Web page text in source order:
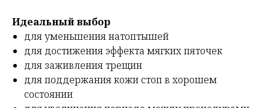
Идеальный выбор
для уменьшения натоптышей
для достижения эффекта мягких пяточек
для заживления трещин
для поддержания кожи стоп в хорошем
состоянии